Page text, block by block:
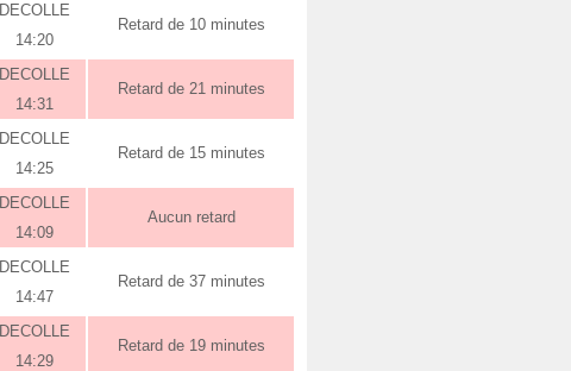
DECOLLE
14:20
Retard de 10 minutes
DECOLLE
14:31
Retard de 21 minutes
DECOLLE
14:25
Retard de 15 minutes
DECOLLE
14:09
Aucun retard
DECOLLE
14:47
Retard de 37 minutes
DECOLLE
14:29
Retard de 19 minutes